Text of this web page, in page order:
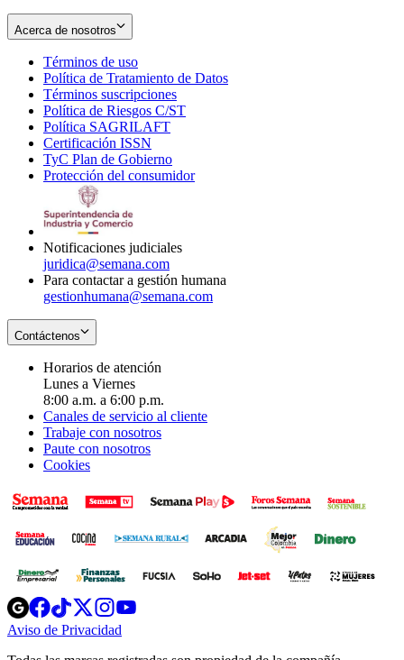
Acerca de nosotros
Términos de uso
in
new
window
Política de Tratamiento de Datos
Términos suscripciones
in
Política de Riesgos C/ST
Política SAGRILAFT
new
window
Certificación ISSN
in
new
TyC Plan de Gobierno
in
Protección del consumidorOpens
Notificaciones judiciales
juridica@semana.com
Para contactar a gestión humana
gestionhumana@semana.com
Contáctenos
Horarios de atención
Lunes a Viernes
8:00 a.m. a 6:00 p.m.
Canales de servicio al cliente
Trabaje con nosotros
Paute con nosotros
Cookies
Opens
in
new
Opens
in
new
Opens
in
new
window
Opens
new
windowwindow
Aviso de Privacidad